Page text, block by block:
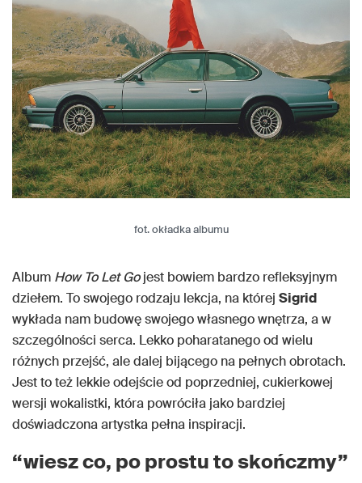
fot. okładka albumu
Album How To Let Gojest bowiem bardzo refleksyjnym
dziełem. To swojego rodzaju lekcja, na której Sigrid
wykłada nam budowę swojego własnego wnętrza, a w
szczególności serca. Lekko poharatanego od wielu
różnych przejść, ale dalej bijącego na pełnych obrotach.
Jest to też lekkie odejście od poprzedniej, cukierkowej
wersji wokalistki, która powróciła jako bardziej
doświadczona artystka pełna inspiracji.
“wiesz co, po prostu to skończmy”